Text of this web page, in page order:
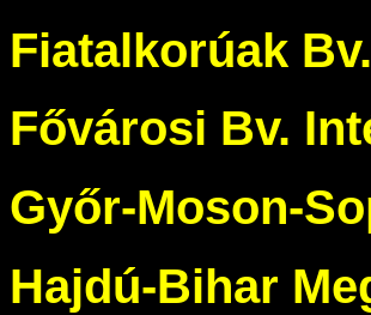
Fiatalkorúak
Fővárosi Bv.
Győr-Moson-
Hajdú-Bihar